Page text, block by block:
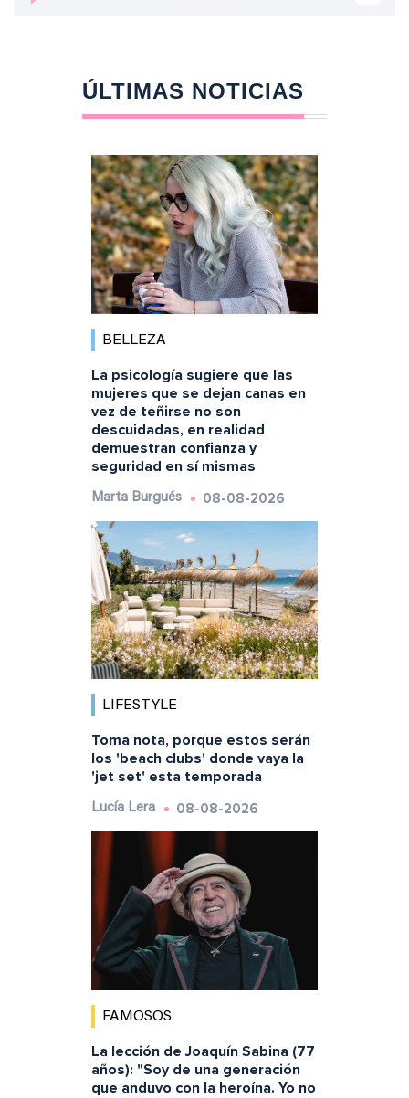
ÚLTIMAS NOTICIAS
BELLEZA
La psicología sugiere que las
mujeres que se dejan canas en
vez de teñirse no son
descuidadas, en realidad
demuestran confianza y
seguridad en sí mismas
Marta Burgués 08-08-2026
LIFESTYLE
Toma nota, porque estos serán
los 'beach clubs' donde vaya la
'jet set' esta temporada
Lucía Lera 08-08-2026
FAMOSOS
La lección de Joaquín Sabina (77
años): "Soy de una generación
que anduvo con la heroína. Yo no